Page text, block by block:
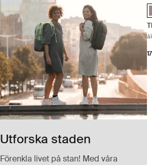
Utforska staden
Förenkla livet på stan! Med våra